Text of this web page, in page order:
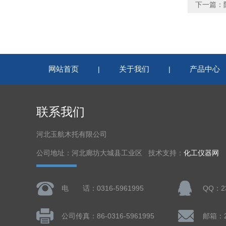
下一篇：
网站首页 | 关于我们 | 产品中心
联系我们
河北玉航木托有限公司
公司地址：河北廊坊大城县工业区 技术支持： 化工仪器网
电 话：0316-5961995 QQ：
公司传真：86-0316-5961995 邮箱